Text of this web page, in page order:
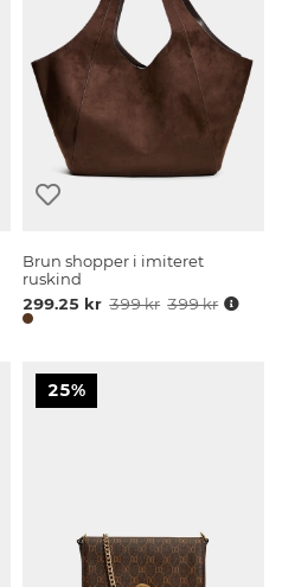
Brun shopper i imiteret
ruskind
299.25 kr 399 kr 399 kr
25%